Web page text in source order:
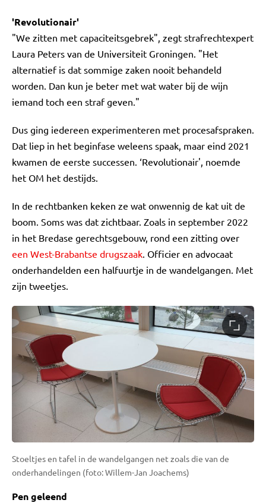
'Revolutionair'
"We zitten met capaciteitsgebrek", zegt strafrechtexpert
Laura Peters van de Universiteit Groningen. "Het
alternatief is dat sommige zaken nooit behandeld
worden. Dan kun je beter met wat water bij de wijn
iemand toch een straf geven."
Dus ging iedereen experimenteren met procesafspraken.
Dat liep in het beginfase weleens spaak, maar eind 2021
kwamen de eerste successen. ‘Revolutionair', noemde
het OM het destijds.
In de rechtbanken keken ze wat onwennig de kat uit de
boom. Soms was dat zichtbaar. Zoals in september 2022
in het Bredase gerechtsgebouw, rond een zitting over
een West-Brabantse drugszaak. Officier en advocaat
onderhandelden een halfuurtje in de wandelgangen. Met
zijn tweetjes.
Stoeltjes en tafel in de wandelgangen net zoals die van de
onderhandelingen (foto: Willem-Jan Joachems)
Pen geleend